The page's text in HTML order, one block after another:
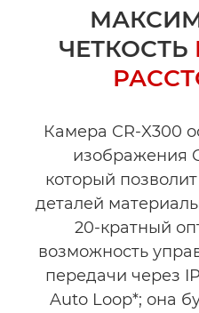
Общая информация
Технические характеристики
ЧЕТКОСТЬ
Камера CR-X300
изображения
который
деталей
20-кратный
возможность
передачи через
Auto Loop*; она